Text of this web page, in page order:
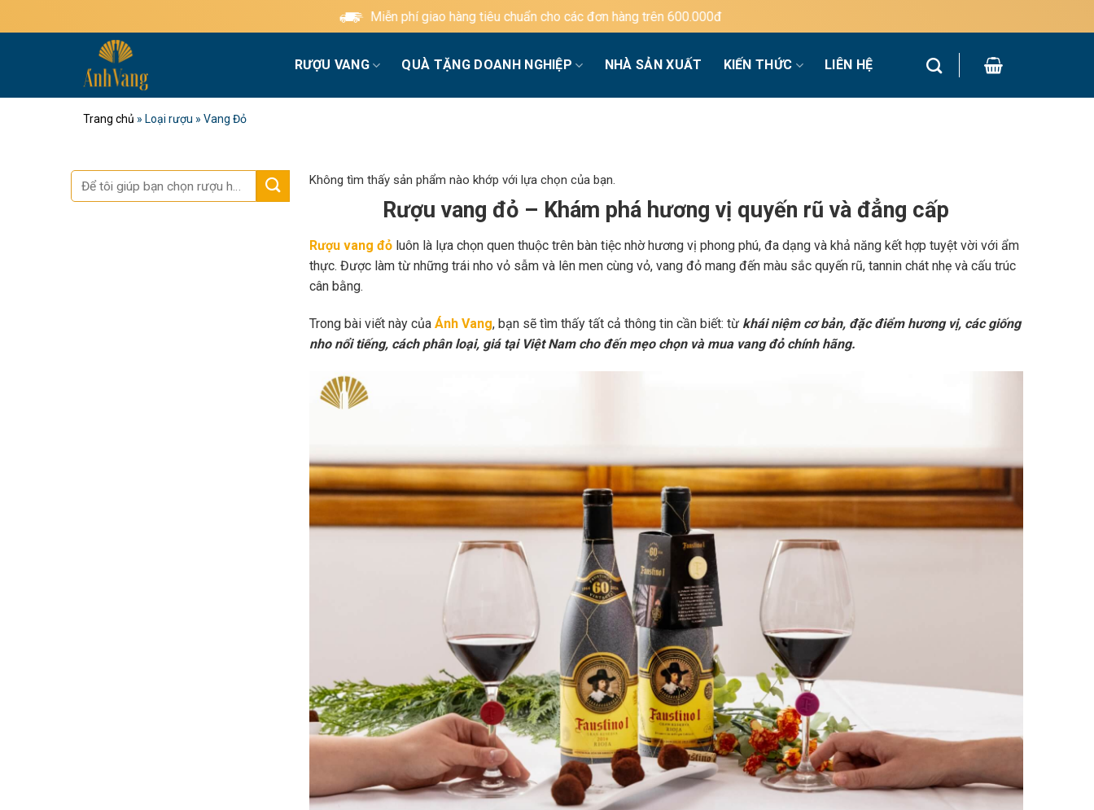
qua
Miễn phí giao hàng tiêu chuẩn cho các đơn hàng trên 600.000đ
RƯỢU VANG QUÀ TẶNG DOANH NGHIỆP NHÀ SẢN XUẤT KIẾN THỨC LIÊN HỆ
Trang chủ » Loại rượu » Vang Đỏ
Tìm
kiếm:
Không tìm thấy sản phẩm nào khớp với lựa chọn của bạn.
Rượu vang đỏ – Khám phá hương vị quyến rũ và đẳng cấp
Rượu vang đỏluôn là lựa chọn quen thuộc trên bàn tiệc nhờ hương vị phong phú, đa dạng và khả năng kết hợp tuyệt vời với ẩm
thực. Được làm từ những trái nho vỏ sẫm và lên men cùng vỏ, vang đỏ mang đến màu sắc quyến rũ, tannin chát nhẹ và cấu trúc
cân bằng.
Trong bài viết này của Ánh Vang, bạn sẽ tìm thấy tất cả thông tin cần biết: từ khái niệm cơ bản, đặc điểm hương vị, các giống
nho nổi tiếng, cách phân loại, giá tại Việt Nam cho đến mẹo chọn và mua vang đỏ chính hãng.